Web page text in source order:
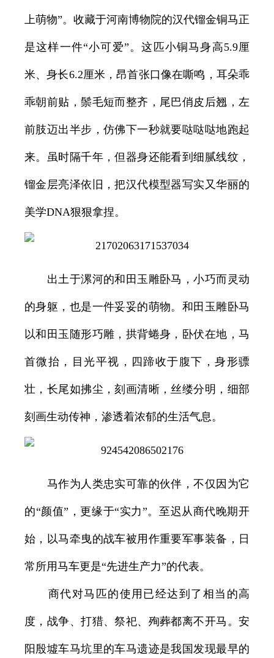
上萌物”。收藏于河南博物院的汉代镏金铜马正
是这样一件“小可爱”。这匹小铜马身高5.9厘
米、身长6.2厘米，昂首张口像在嘶鸣，耳朵乖
乖朝前贴，鬃毛短而整齐，尾巴俏皮后翘，左
前肢迈出半步，仿佛下一秒就要哒哒哒地跑起
来。虽时隔千年，但器身还能看到细腻线纹，
镏金层亮泽依旧，把汉代模型器写实又华丽的
美学DNA狠狠拿捏。
出土于漯河的和田玉雕卧马，小巧而灵动
的身躯，也是一件妥妥的萌物。和田玉雕卧马
以和田玉随形巧雕，拱背蜷身，卧伏在地，马
首微抬，目光平视，四蹄收于腹下，身形骠
壮，长尾如拂尘，刻画清晰，丝缕分明，细部
刻画生动传神，渗透着浓郁的生活气息。
马作为人类忠实可靠的伙伴，不仅因为它
的“颜值”，更缘于“实力”。至迟从商代晚期开
始，以马牵曳的战车被用作重要军事装备，日
常所用马车更是“先进生产力”的代表。
商代对马匹的使用已经达到了相当的高
度，战争、打猎、祭祀、殉葬都离不开马。安
阳殷墟车马坑里的车马遗迹是我国发现最早的